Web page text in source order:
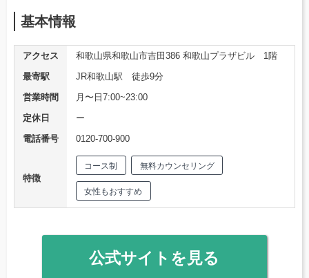
基本情報
アクセス
和歌山県和歌山市吉田386 和歌山プラザビル 1階
最寄駅
JR和歌山駅 徒歩9分
営業時間
月〜日7:00~23:00
定休日
ー
電話番号
0120-700-900
特徴
コース制 無料カウンセリング
女性もおすすめ
公式サイトを見る